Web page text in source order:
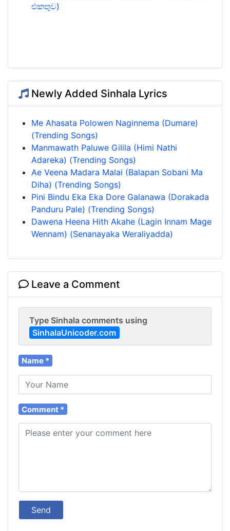
එකතුව)
Newly Added Sinhala Lyrics
Me Ahasata Polowen Naginnema (Dumare)
(Trending Songs)
Manmawath Paluwe Gilila (Himi Nathi
Adareka) (Trending Songs)
Ae Veena Madara Malai (Balapan Sobani Ma
Diha) (Trending Songs)
Pini Bindu Eka Eka Dore Galanawa (Dorakada
Panduru Pale) (Trending Songs)
Dawena Heena Hith Akahe (Lagin Innam Mage
Wennam) (Senanayaka Weraliyadda)
Leave a Comment
Type Sinhala comments using
SinhalaUnicoder.com
Name *
Comment *
Send